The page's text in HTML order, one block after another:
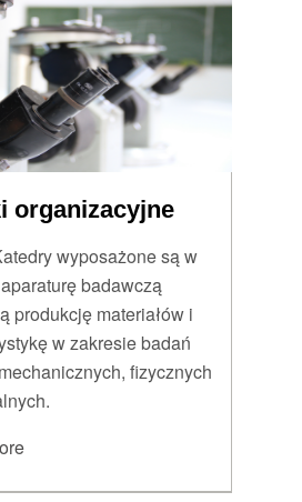
organizacyjne
wyposażone są w
badawczą
produkcję materiałów i
w zakresie badań
fizycznych